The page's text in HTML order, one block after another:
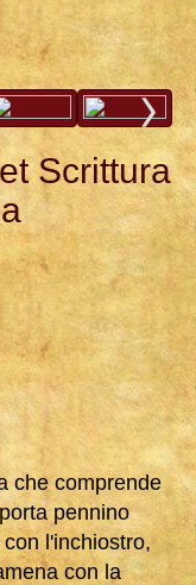
Scrittura
che comprende
pennino
l'inchiostro,
con la